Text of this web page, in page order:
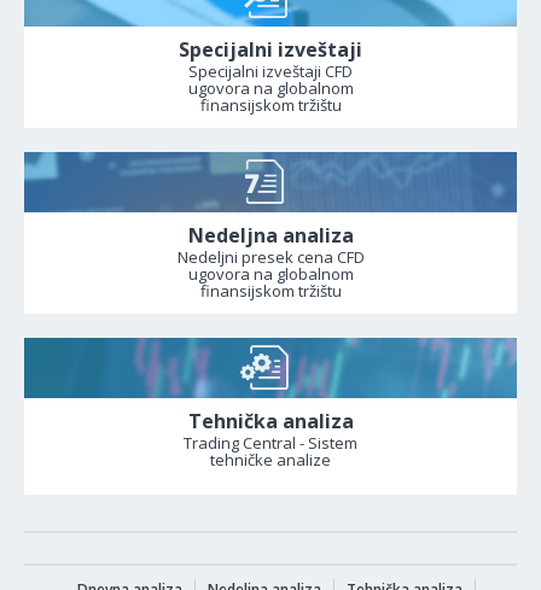
Specijalni izveštaji
Specijalni izveštaji CFD
ugovora na globalnom
finansijskom tržištu
Nedeljna analiza
Nedeljni presek cena CFD
ugovora na globalnom
finansijskom tržištu
Tehnička analiza
Trading Central - Sistem
tehničke analize